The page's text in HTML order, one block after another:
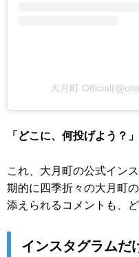
大月町
「どこに、何投げよう？」
これ、大月町の公式イン
期的に四季折々の大月町
添えられるコメントも、
インスタグラムだ